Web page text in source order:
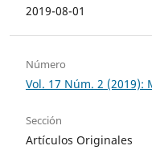
2019-08-01
Número
Vol. 17 Núm. 2 (2019):
Sección
Artículos Originales